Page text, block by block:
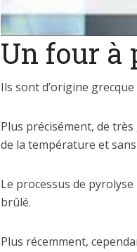
Un four à
Ils sont d’origine
Plus précisément, de
de la température et
Le processus de
brûlé.
Plus récemment,